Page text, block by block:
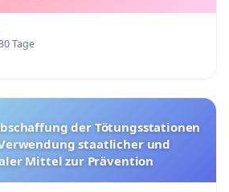
Tage
staatlicher und
Mittel zur Prävention